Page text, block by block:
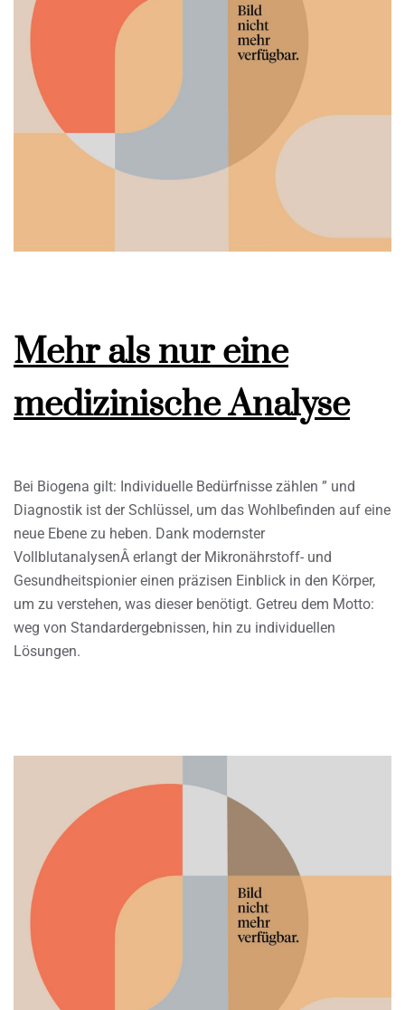
Mehr als nur eine
medizinische Analyse
Bei Biogena gilt: Individuelle Bedürfnisse zählen ” und
Diagnostik ist der Schlüssel, um das Wohlbefinden auf eine
neue Ebene zu heben. Dank modernster
VollblutanalysenÂ erlangt der Mikronährstoff- und
Gesundheitspionier einen präzisen Einblick in den Körper,
um zu verstehen, was dieser benötigt. Getreu dem Motto:
weg von Standardergebnissen, hin zu individuellen
Lösungen.